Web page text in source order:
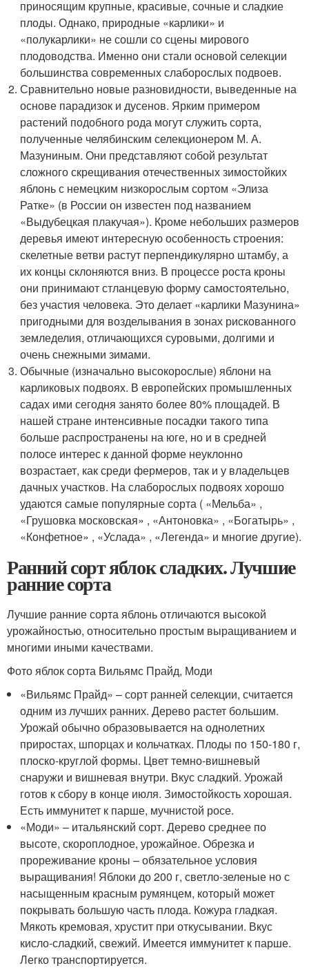
приносящим крупные, красивые, сочные и сладкие
плоды. Однако, природные «карлики» и
«полукарлики» не сошли со сцены мирового
плодоводства. Именно они стали основой селекции
большинства современных слаборослых подвоев.
Сравнительно новые разновидности, выведенные на
основе парадизок и дусенов. Ярким примером
растений подобного рода могут служить сорта,
полученные челябинским селекционером М. А.
Мазуниным. Они представляют собой результат
сложного скрещивания отечественных зимостойких
яблонь с немецким низкорослым сортом «Элиза
Ратке» (в России он известен под названием
«Выдубецкая плакучая»). Кроме небольших размеров
деревья имеют интересную особенность строения:
скелетные ветви растут перпендикулярно штамбу, а
их концы склоняются вниз. В процессе роста кроны
они принимают стланцевую форму самостоятельно,
без участия человека. Это делает «карлики Мазунина»
пригодными для возделывания в зонах рискованного
земледелия, отличающихся суровыми, долгими и
очень снежными зимами.
Обычные (изначально высокорослые) яблони на
карликовых подвоях. В европейских промышленных
садах ими сегодня занято более 80% площадей. В
нашей стране интенсивные посадки такого типа
больше распространены на юге, но и в средней
полосе интерес к данной форме неуклонно
возрастает, как среди фермеров, так и у владельцев
дачных участков. На слаборослых подвоях хорошо
удаются самые популярные сорта ( «Мельба» ,
«Грушовка московская» , «Антоновка» , «Богатырь» ,
«Конфетное» , «Услада» , «Легенда» и многие другие).
Ранний сорт яблок сладких. Лучшие
ранние сорта
Лучшие ранние сорта яблонь отличаются высокой
урожайностью, относительно простым выращиванием и
многими иными качествами.
Фото яблок сорта Вильямс Прайд, Моди
«Вильямс Прайд» – сорт ранней селекции, считается
одним из лучших ранних. Дерево растет большим.
Урожай обычно образовывается на однолетних
приростах, шпорцах и кольчатках. Плоды по 150-180 г,
плоско-круглой формы. Цвет темно-вишневый
снаружи и вишневая внутри. Вкус сладкий. Урожай
готов к сбору в конце июля. Зимостойкость хорошая.
Есть иммунитет к парше, мучнистой росе.
«Моди» – итальянский сорт. Дерево среднее по
высоте, скороплодное, урожайное. Обрезка и
прореживание кроны – обязательное условия
выращивания! Яблоки до 200 г, светло-зеленые но с
насыщенным красным румянцем, который может
покрывать большую часть плода. Кожура гладкая.
Мякоть кремовая, хрустит при откусывании. Вкус
кисло-сладкий, свежий. Имеется иммунитет к парше.
Легко транспортируется.